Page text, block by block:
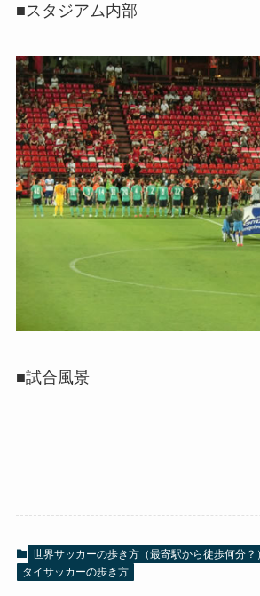
■スタジアム内部
■試合風景
世界サッカーの歩き方（最寄駅から徒歩何分？）
タイサッカーの歩き方